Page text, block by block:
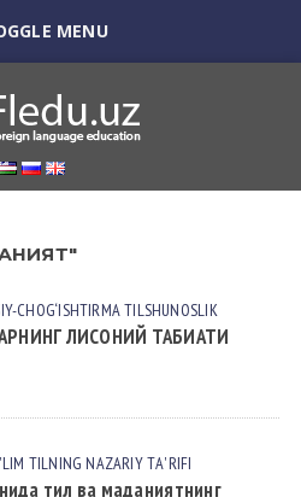
MENU
CHOG‘ISHTIRMA TILSHUNOSLIK
ЛИСОНИЙ ТАБИАТИ
TILNING NАZАRIY TА'RIFI
тил ва маданиятнинг